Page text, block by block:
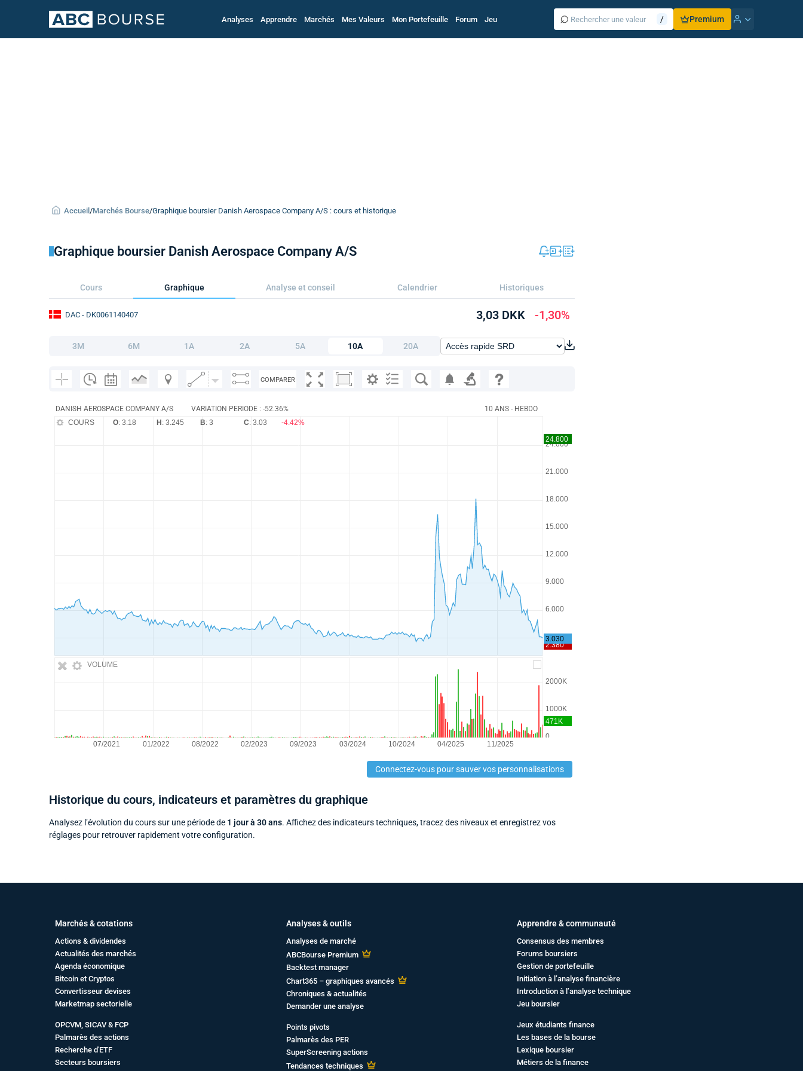
Analyses Apprendre Marchés Mes Valeurs Mon Portefeuille Forum Jeu ⌕ / Premium
Accueil /Marchés Bourse/Graphique boursier Danish Aerospace Company A/S : cours et historique
Graphique boursier Danish Aerospace Company A/S
Cours Graphique Analyse et conseil Calendrier Historiques
DAC - DK0061140407 3,03 DKK -1,30%
3M 6M 1A 2A 5A 10A 20A
COMPARER
DANISH AEROSPACE COMPANY A/S VARIATION PERIODE : -52.36% 10 ANS - HEBDO
VOLUME
COURS O: 3.18 H : 3.245 B: 3 C: 3.03 -4.42%
Connectez-vous pour sauver vos personnalisations
Historique du cours, indicateurs et paramètres du graphique
Analysez l’évolution du cours sur une période de 1 jour à 30 ans. Affichez des indicateurs techniques, tracez des niveaux et enregistrez vos
réglages pour retrouver rapidement votre configuration.
Marchés & cotations
Actions & dividendes
Actualités des marchés
Agenda économique
Bitcoin et Cryptos
Convertisseur devises
Marketmap sectorielle
OPCVM, SICAV & FCP
Palmarès des actions
Recherche d'ETF
Secteurs boursiers
Analyses & outils
Analyses de marché
ABCBourse Premium
Backtest manager
Chart365 – graphiques avancés
Chroniques & actualités
Demander une analyse
Points pivots
Palmarès des PER
SuperScreening actions
Tendances techniques
Apprendre & communauté
Consensus des membres
Forums boursiers
Gestion de portefeuille
Initiation à l’analyse financière
Introduction à l’analyse technique
Jeu boursier
Jeux étudiants finance
Les bases de la bourse
Lexique boursier
Métiers de la finance